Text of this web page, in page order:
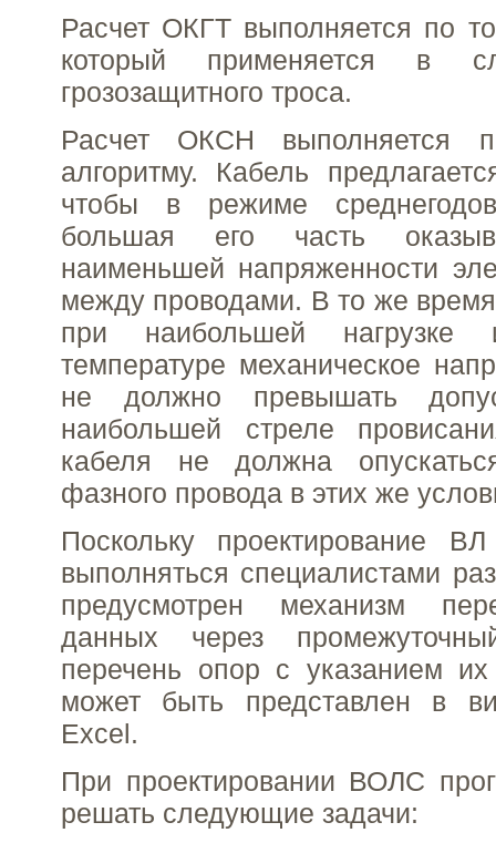
Расчет ОКГТ выполняется по
который применяется в
грозозащитного троса.
Расчет ОКСН выполняется
алгоритму. Кабель
чтобы в режиме
большая его часть
наименьшей напряженности
между проводами. В то же время
при наибольшей
температуре механическое
не должно превышать
наибольшей стреле
кабеля не должна
фазного провода в этих же
Поскольку проектирование
выполняться специалистами
предусмотрен механизм
данных через
перечень опор с указанием
может быть представлен в
Excel.
При проектировании ВОЛС
решать следующие задачи: